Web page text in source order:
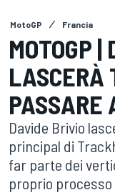
MotoGP Francia
MOTOGP |
LASCERÀ
PASSARE
Davide Brivio
principal di
far parte dei
proprio processo